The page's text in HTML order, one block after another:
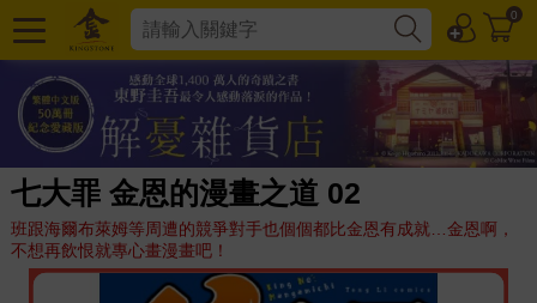
0
七大罪 金恩的漫畫之道 02
班跟海爾布萊姆等周遭的競爭對手也個個都比金恩有成就…金恩啊，
不想再飲恨就專心畫漫畫吧！